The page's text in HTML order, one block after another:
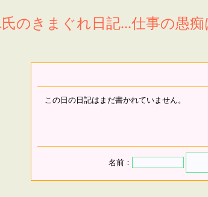
のきまぐれ日記...仕事の愚
この日の日記はまだ書かれていません。
名前：